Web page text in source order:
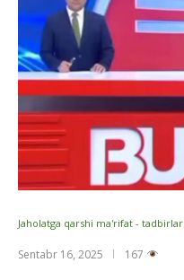
Jaholatga qarshi ma'rifat - tadbirlar
Sentabr 16, 2025 167